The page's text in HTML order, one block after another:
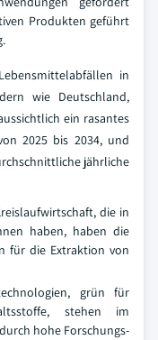
Produkten geführt
in
wie Deutschland,
ein rasantes
2025 bis 2034, und
jährliche
die in
haben, haben die
für die Extraktion von
grün für
stehen im
hohe Forschungs-